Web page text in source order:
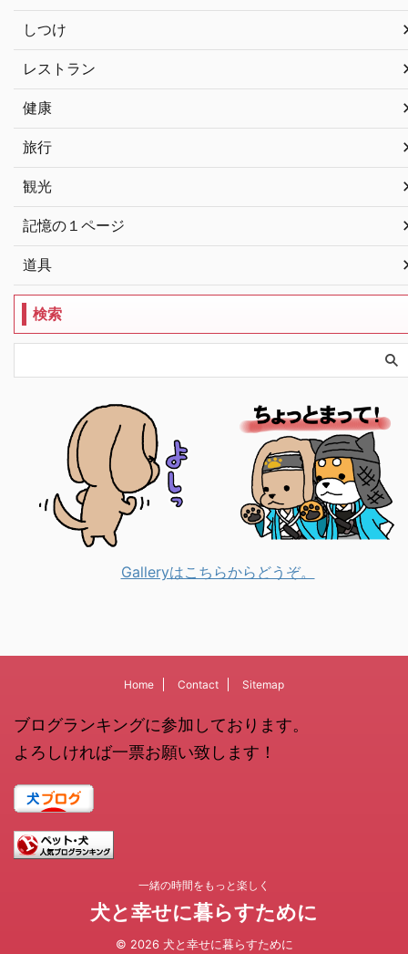
しつけ
レストラン
健康
旅行
観光
記憶の１ページ
道具
検索
Galleryはこちらからどうぞ。
Home Contact Sitemap
ブログランキングに参加しております。
よろしければ一票お願い致します！
一緒の時間をもっと楽しく
犬と幸せに暮らすために
© 2026 犬と幸せに暮らすために